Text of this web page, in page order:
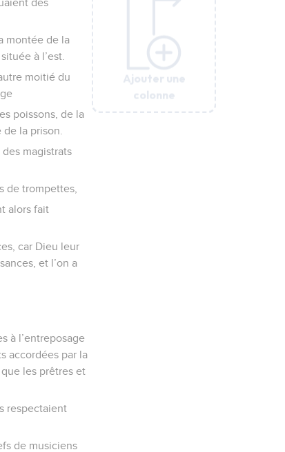
Ajouter une
colonne
des
montée de la
à l’est.
moitié du
poissons, de la
la prison.
magistrats
de trompettes,
alors fait
car Dieu leur
et l’on a
à l’entreposage
accordées par la
les prêtres et
respectaient
de musiciens
Ajouter une
colonne
Ajouter une
colonne
Ajouter une
colonne
Ajouter une
colonne